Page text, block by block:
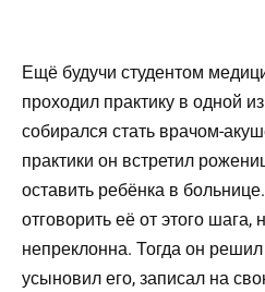
Ещё будучи студентом
проходил практику в одной
собирался стать врачом-
практики он встретил
оставить ребёнка в
отговорить её от этого
непреклонна. Тогда он
усыновил его, записал на